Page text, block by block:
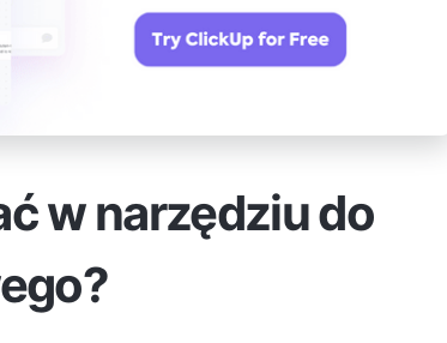
w narzędziu do